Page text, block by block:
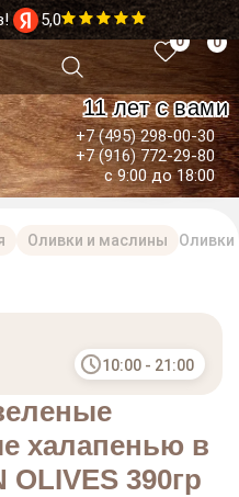
5,0
11 лет с вами
+7 (495) 298-00-30
+7 (916) 772-29-80
с 9:00 до 18:00
0 0
Оливки и маслины Оливки
халапенью в
OLIVES 390гр
10:00 - 21:00